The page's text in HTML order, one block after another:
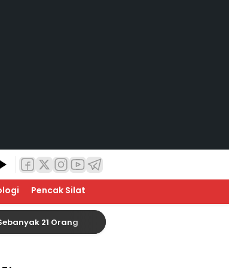
Pencak Silat
21 Orang Baznas Indragiri Hulu Siap